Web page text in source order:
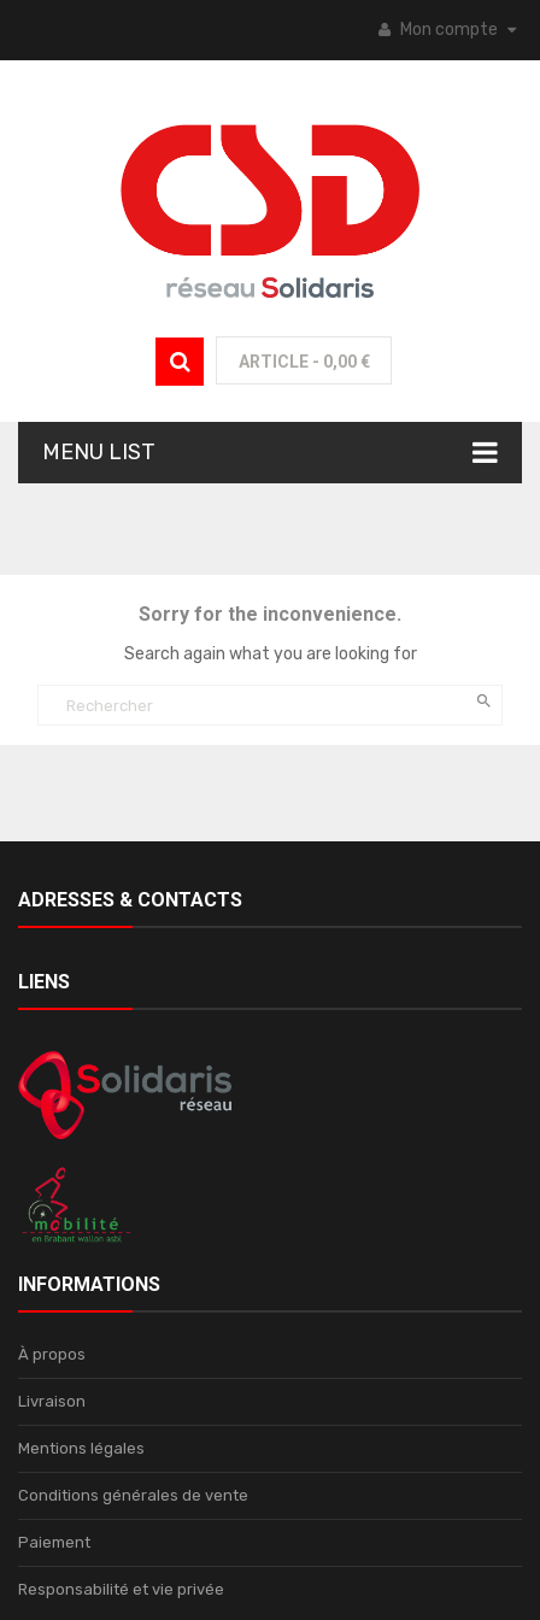
Mon compte
ARTICLE - 0,00 €
MENU LIST
Sorry for the inconvenience.
Search again what you are looking for

ADRESSES & CONTACTS
LIENS
INFORMATIONS
À propos
Livraison
Mentions légales
Conditions générales de vente
Paiement
Responsabilité et vie privée